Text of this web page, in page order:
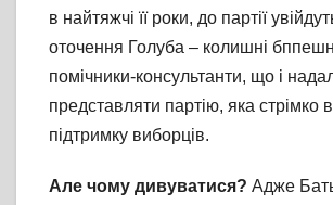
в найтяжчі її роки, до партії
оточення Голуба – колишні
помічники-консультанти, що і
представляти партію, яка стрімко
підтримку виборців.
Але чому дивуватися? Адже